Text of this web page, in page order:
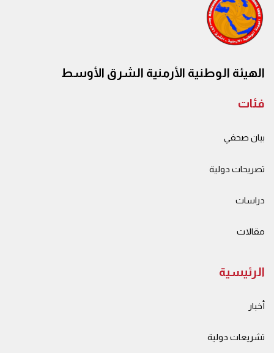
الهيئة الوطنية الأرمنية الشرق الأوسط
فئات
بيان صحفي
تصريحات دولية
دراسات
مقالات
الرئيسية
أخبار
تشريعات دولية